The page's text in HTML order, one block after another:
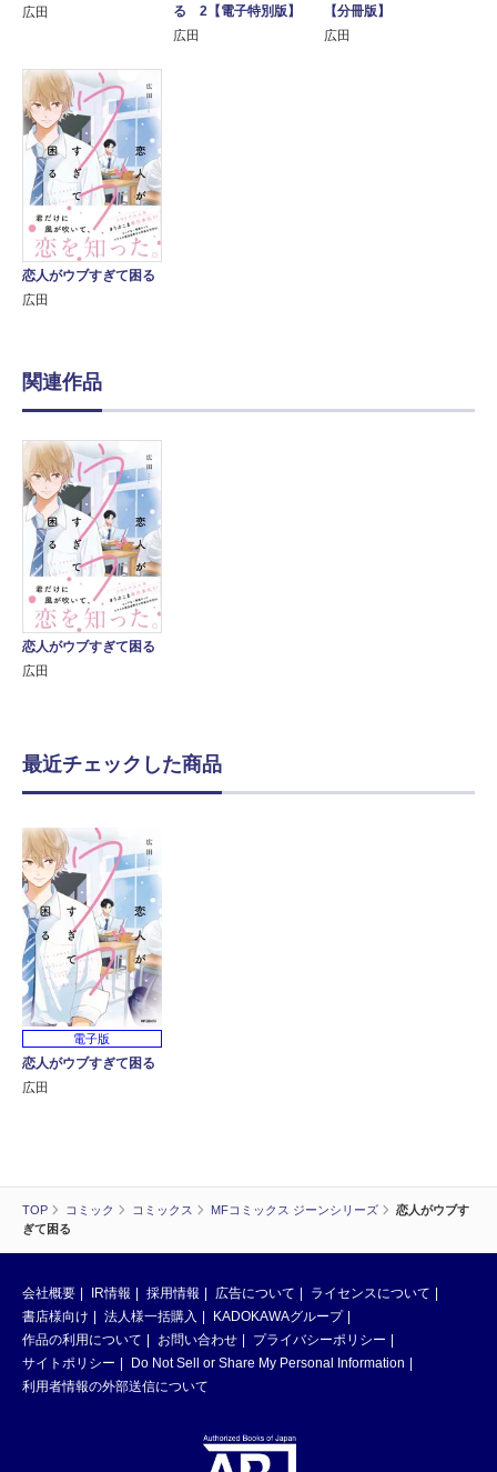
TOP コミック コミックス MFコミックス ジーンシリーズ
恋人がウブす
ぎて困る
広田
る 2【電子特別版】
広田
【分冊版】
広田
恋人がウブすぎて困る
広田
関連作品
恋人がウブすぎて困る
広田
最近チェックした商品
電子版
恋人がウブすぎて困る
広田
会社概要 IR情報 採用情報 広告について
ライセンスについて
書店様向け
法人様一括購入
KADOKAWAグループ
作品の利用について
お問い合わせ
プライバシーポリシー
サイトポリシー
Do Not Sell or Share My Personal Information
利用者情報の外部送信について